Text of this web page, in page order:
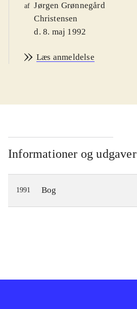
af Jørgen Grønnegård
Christensen
d. 8. maj 1992
Læs anmeldelse
Informationer og udgaver
1991 Bog